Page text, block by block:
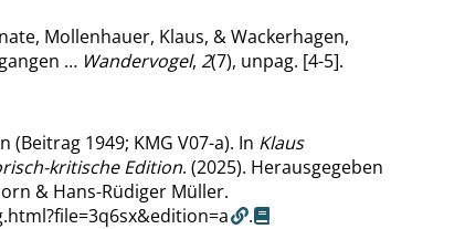
Mollenhauer, Klaus, & Wackerhagen,
… Wandervogel, 2(7), unpag. [4-5].
1949; KMG V07-a). In Klaus
kritische Edition. (2025). Herausgegeben
& Hans-Rüdiger Müller.
.